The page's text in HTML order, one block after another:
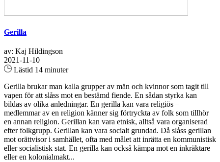
Gerilla
av: Kaj Hildingson
2021-11-10
Lästid 14 minuter
Gerilla brukar man kalla grupper av män och kvinnor som tagit till
vapen för att slåss mot en bestämd fiende. En sådan styrka kan
bildas av olika anledningar. En gerilla kan vara religiös –
medlemmar av en religion känner sig förtryckta av folk som tillhör
en annan religion. Gerillan kan vara etnisk, alltså vara organiserad
efter folkgrupp. Gerillan kan vara socialt grundad. Då slåss gerillan
mot orättvisor i samhället, ofta med målet att inrätta en kommunistisk
eller socialistisk stat. En gerilla kan också kämpa mot en inkräktare
eller en kolonialmakt...